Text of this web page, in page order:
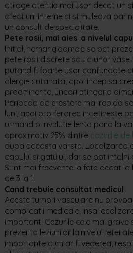
atrage atentia mai usor decat un
afectiuni interne si stimuleaza
un consult de specialitate.
Pete rosii, mai ales la nivelul
Initial, hemangioamele se pot
pete rosii discrete sau a unor
putand fi foarte usor confundate
alergie cutanata, apoi incep sa
proeminente, uneori atingand
Perioada de crestere mai rapida
luni, apoi proliferarea incetineste
urmand o involutie lenta pana la
aproximativ 25% dintre cazurile de
dupa aceasta varsta. Localizarea
capului si gatului, dar se pot intalni
Sunt mai frecvente la fete decat
de 3 la 1.
Cand trebuie consultat medicul
Aceste tumori vasculare nu
complicatii medicale, insa
important. Cazurile cele mai grave
prezenta leziunilor la nivelul fetei
importante cum ar fi vederea,